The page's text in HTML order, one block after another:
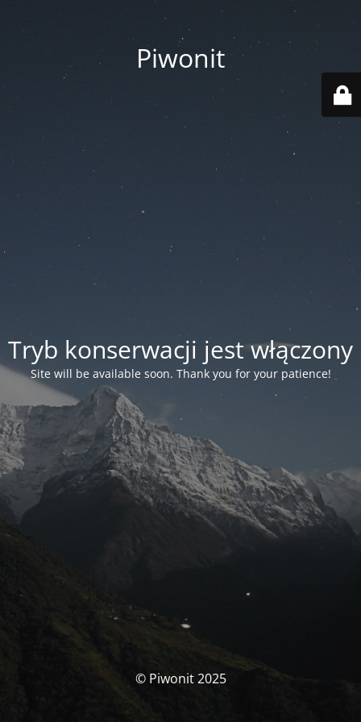
Piwonit
Tryb konserwacji jest włączony
Site will be available soon. Thank you for your patience!
© Piwonit 2025